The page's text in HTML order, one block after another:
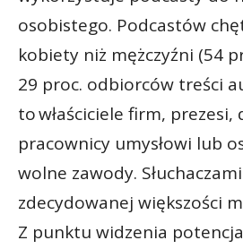
osobistego. Podcastów
kobiety niż mężczyźni (54
29 proc. odbiorców treści
to właściciele firm, prezesi,
pracownicy umysłowi lub
wolne zawody.
zdecydowanej większości
Z punktu widzenia